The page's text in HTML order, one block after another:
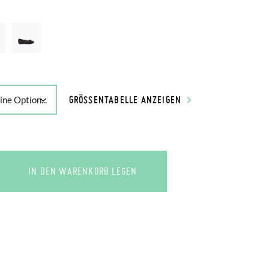
GRÖSSENTABELLE ANZEIGEN
IN DEN WARENKORB LEGEN